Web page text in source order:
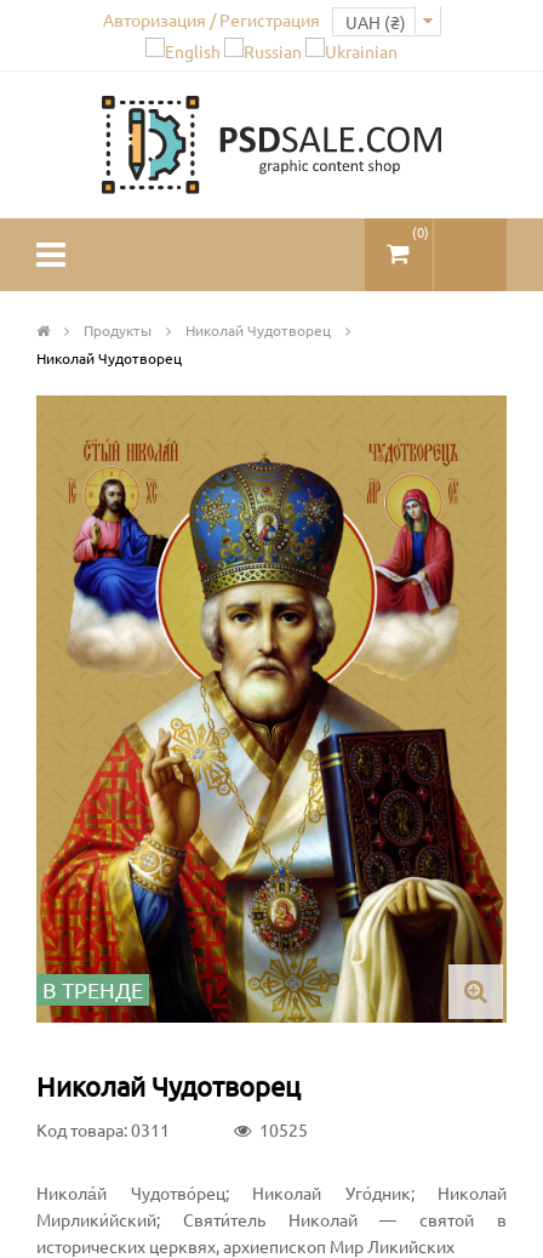
Авторизация / Регистрация
(0)
Продукты
Николай Чудотворец
Николай Чудотворец
В ТРЕНДЕ
Николай Чудотворец
Код товара: 0311 10525
Никола́й Чудотво́рец; Николай Уго́дник; Николай
Мирлики́йский; Святи́тель Николай — святой в
исторических церквях, архиепископ Мир Ликийских